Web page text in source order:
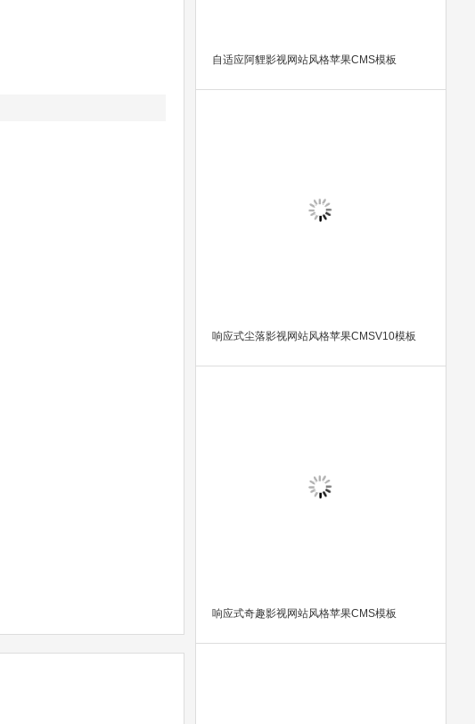
自适应阿貍影视网站风格苹果CMS模板
响应式尘落影视网站风格苹果CMSV10模板
响应式奇趣影视网站风格苹果CMS模板